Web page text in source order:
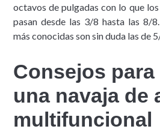
octavos de pulgadas con lo que
pasan desde las 3/8 hasta las 8/
más conocidas son sin duda las de
Consejos para
una navaja de
multifuncional